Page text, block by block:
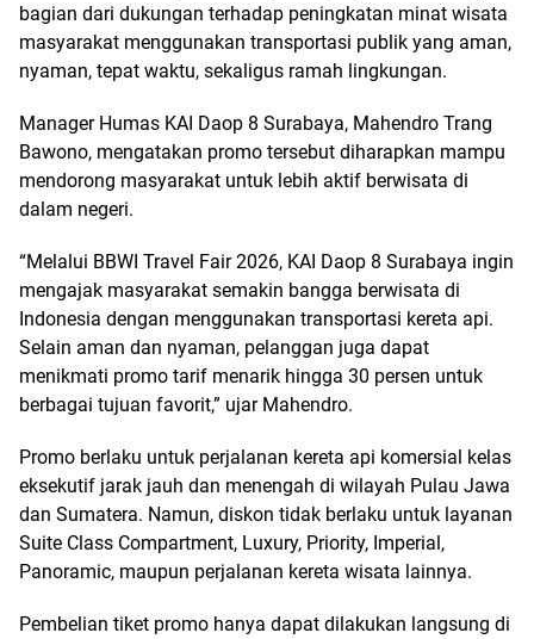
bagian dari dukungan terhadap peningkatan minat wisata
masyarakat menggunakan transportasi publik yang aman,
nyaman, tepat waktu, sekaligus ramah lingkungan.
Manager Humas KAI Daop 8 Surabaya, Mahendro Trang
Bawono, mengatakan promo tersebut diharapkan mampu
mendorong masyarakat untuk lebih aktif berwisata di
dalam negeri.
“Melalui BBWI Travel Fair 2026, KAI Daop 8 Surabaya ingin
mengajak masyarakat semakin bangga berwisata di
Indonesia dengan menggunakan transportasi kereta api.
Selain aman dan nyaman, pelanggan juga dapat
menikmati promo tarif menarik hingga 30 persen untuk
berbagai tujuan favorit,” ujar Mahendro.
Promo berlaku untuk perjalanan kereta api komersial kelas
eksekutif jarak jauh dan menengah di wilayah Pulau Jawa
dan Sumatera. Namun, diskon tidak berlaku untuk layanan
Suite Class Compartment, Luxury, Priority, Imperial,
Panoramic, maupun perjalanan kereta wisata lainnya.
Pembelian tiket promo hanya dapat dilakukan langsung di